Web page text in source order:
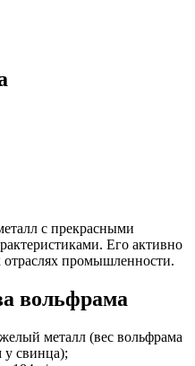
с прекрасными
Его активно
промышленности.
вольфрама
металл (вес вольфрама
у свинца);